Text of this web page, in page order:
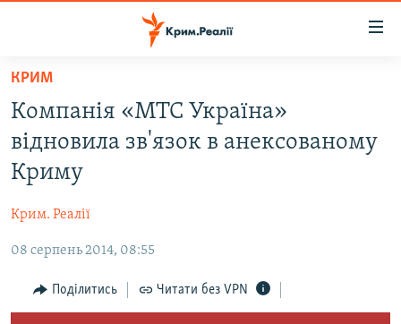
Перейти
основного
матеріалу
Перейти
до
основної
навігації
Перейти
пошуку
ВІДЕО ТА ФОТО
БЛОГИ
ПОГЛЯД
ІНТЕРВ'Ю
КРИМ
Компанія «МТС Україна»
відновила зв'язок в анексованому
Криму
Крим. Реалії
08 серпень 2014, 08:55
Поділитись Читати без VPN